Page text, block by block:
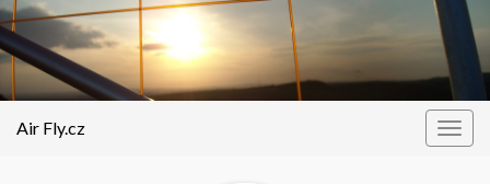
Air Fly.cz